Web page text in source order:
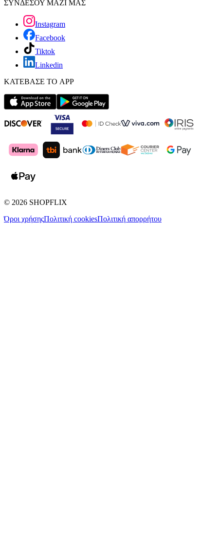
ΣΥΝΔΕΣΟΥ ΜΑΖΙ ΜΑΣ
Instagram
Facebook
Tiktok
Linkedin
ΚΑΤΕΒΑΣΕ ΤΟ APP
© 2026 SHOPFLIX
Όροι χρήσηςΠολιτική cookiesΠολιτική απορρήτου